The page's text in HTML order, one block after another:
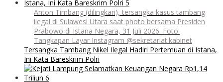
Anton Timbang (dilingkari), tersangka kasus tambang
ilegal di Sulawesi Utara saat photo bersama Presiden
Prabowo di Istana Negara, 31 Juli 2026. Foto:
Tangkapan Layar Instagram @sekretariat.kabinet
Tersangka Tambang Nikel Ilegal Hadiri Pertemuan di Istana,
Ini Kata Bareskrim Polri